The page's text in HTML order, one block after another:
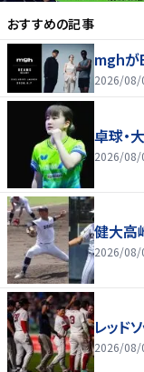
おすすめの記事
mghが
2026/08/
卓球・
2026/08/
健大高
2026/08/
レッド
2026/08/